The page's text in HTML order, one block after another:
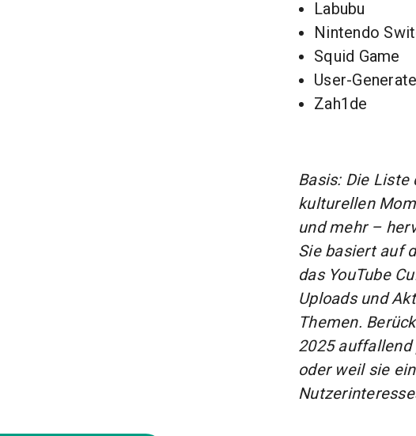
Labubu
Nintendo
Squid Game
User-
Zah1de
Basis: Die Liste
kulturellen
und mehr –
Sie basiert auf
das YouTube
Uploads und
Themen.
2025 auffallend
oder weil sie